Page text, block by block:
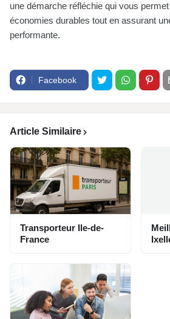
une démarche réfléchie qui vous
économies durables tout en assurant
performante.
Facebook
Article Similaire
Transporteur Ile-de-
France